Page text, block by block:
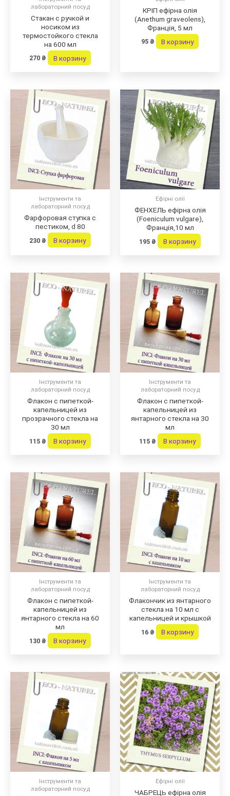
лабораторний посуд
Стакан с ручкой и
носиком из
термостойкого стекла
на 600 мл
270 ₴ В корзину
КРІП ефірна олія
(Anethum graveolens),
Франція, 5 мл
95 ₴ В корзину
Інструменти та
лабораторний посуд
Фарфоровая ступка с
пестиком, d 80
230 ₴ В корзину
Ефірні олії
ФЕНХЕЛЬ ефірна олія
(Foeniculum vulgare),
Франція,10 мл
195 ₴ В корзину
Інструменти та
лабораторний посуд
Флакон с пипеткой-
капельницей из
прозрачного стекла на
30 мл
115 ₴ В корзину
Інструменти та
лабораторний посуд
Флакон с пипеткой-
капельницей из
янтарного стекла на 30
мл
115 ₴ В корзину
Інструменти та
лабораторний посуд
Флакон с пипеткой-
капельницей из
янтарного стекла на 60
мл
130 ₴ В корзину
Інструменти та
лабораторний посуд
Флакончик из янтарного
стекла на 10 мл с
капельницей и крышкой
16 ₴ В корзину
Інструменти та
лабораторний посуд
Ефірні олії
ЧАБРЕЦЬ ефірна олія